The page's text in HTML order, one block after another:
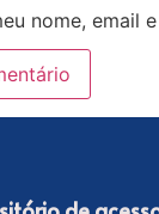
nome, email